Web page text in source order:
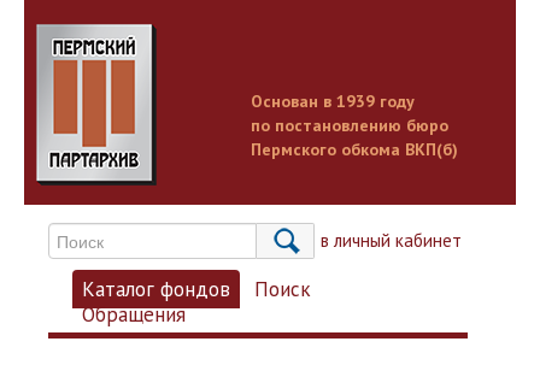
Основан в 1939 году
по постановлению бюро
Пермского обкома ВКП(б)
Вход в личный кабинет
Каталог фондов
Поиск
Обращения